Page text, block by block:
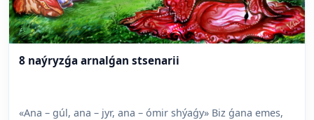
8 naýryzǵa arnalǵan stsenarii
«Ana – gúl, ana – jyr, ana – ómir shýaǵy» Biz ǵana emes,